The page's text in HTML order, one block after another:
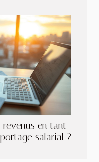
en tant
salarial ?